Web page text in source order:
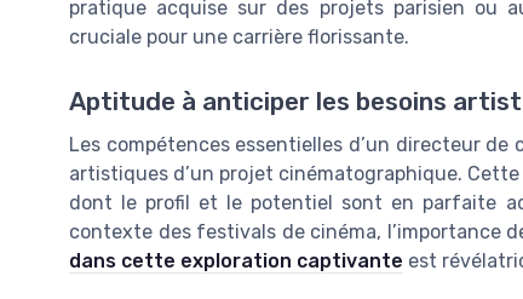
pratique acquise sur des projets parisien ou
cruciale pour une carrière florissante.
Aptitude à anticiper les besoins
Les compétences essentielles d’un directeur
artistiques d’un projet cinématographique.
dont le profil et le potentiel sont en parfaite
contexte des festivals de cinéma, l’importance
dans cette exploration captivante est